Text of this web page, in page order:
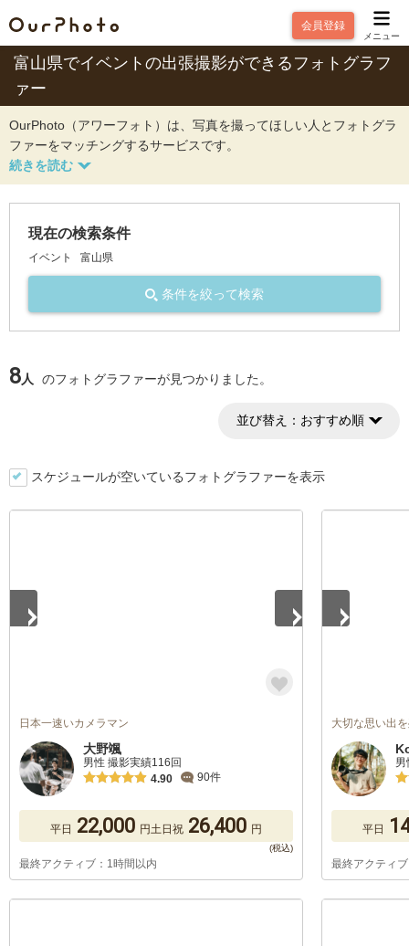
会員登録
メニュー
富山県でイベントの出張撮影ができるフォトグラフ
ァー
OurPhoto（アワーフォト）は、写真を撮ってほしい人とフォトグラ
ファーをマッチングするサービスです。
現在の検索条件
イベント 富山県
条件を絞って検索
8人 のフォトグラファーが見つかりました。
並び替え： おすすめ順
スケジュールが空いているフォトグラファーを表示
日本一速いカメラマン
大野颯
男性 撮影実績116回
4.90
90件
平日 22,000 円土日祝 26,400 円
最終アクティブ：1時間以内
大切な思い出
平日
最終アクティ